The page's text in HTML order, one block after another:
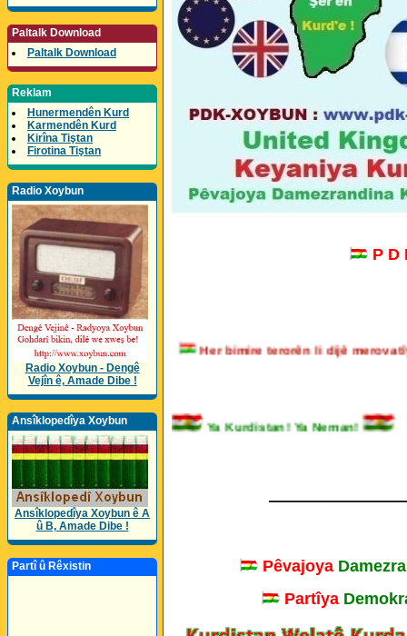
Paltalk Download
Paltalk Download
Reklam
Hunermendên Kurd
Karmendên Kurd
Kirîna Tiştan
Firotina Tiştan
Radio Xoybun
Radio Xoybun - Dengê
Vejîn ê, Amade Dibe !
Ansîklopedîya Xoybun
Ansîklopedîya Xoybun ê A
û B, Amade Dibe !
Partî û Rêxistin
P D
Her bimire terorên li dijê
Ya Kurdistan! Ya Neman!
Pêvajoya
Partîya